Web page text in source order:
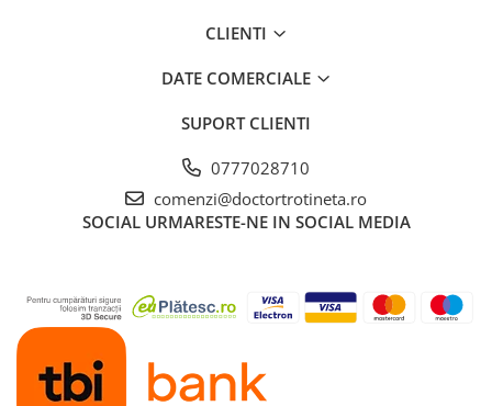
CLIENTI
DATE COMERCIALE
SUPORT CLIENTI
0777028710
comenzi@doctortrotineta.ro
SOCIAL URMARESTE-NE IN SOCIAL MEDIA